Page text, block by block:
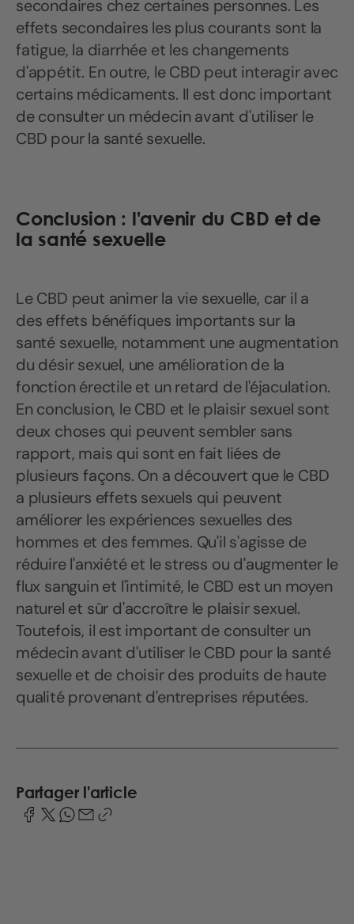
secondaires chez certaines personnes. Les
effets secondaires les plus courants sont la
fatigue, la diarrhée et les changements
d'appétit. En outre, le CBD peut interagir avec
certains médicaments. Il est donc important
de consulter un médecin avant d'utiliser le
CBD pour la santé sexuelle.
Conclusion : l'avenir du CBD et de
la santé sexuelle
Le CBD peut animer la vie sexuelle, car il a
des effets bénéfiques importants sur la
santé sexuelle, notamment une augmentation
du désir sexuel, une amélioration de la
fonction érectile et un retard de l'éjaculation.
En conclusion, le CBD et le plaisir sexuel sont
deux choses qui peuvent sembler sans
rapport, mais qui sont en fait liées de
plusieurs façons. On a découvert que le CBD
a plusieurs effets sexuels qui peuvent
améliorer les expériences sexuelles des
hommes et des femmes. Qu'il s'agisse de
réduire l'anxiété et le stress ou d'augmenter le
flux sanguin et l'intimité, le CBD est un moyen
naturel et sûr d'accroître le plaisir sexuel.
Toutefois, il est important de consulter un
médecin avant d'utiliser le CBD pour la santé
sexuelle et de choisir des produits de haute
qualité provenant d'entreprises réputées.
Partager l'article